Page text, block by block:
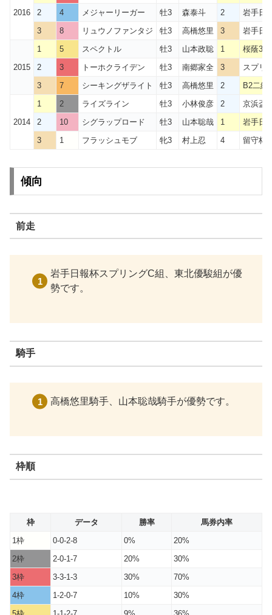
2016
2
4 メジャーリーガー 牡3 森泰斗 2
岩手日
3
8 リュウノファンタジ 牡3 高橋悠里 3 岩手日
2015
1 5 スペクトル 牡3 山本政聡 1
桜蔭3
2
3 トーホクライデン 牡3 南郷家全 3
スプリ
3
7 シーキングザライト 牡3 高橋悠里 2 B2二組
2014
1 2 ライズライン 牡3 小林俊彦 2
京浜盃
2
10 シグラップロード 牡3 山本聡哉 1
岩手日
3
1 フラッシュモブ 牝3 村上忍 4 留守杯
傾向
前走
岩手日報杯スプリングC組、東北優駿組が優
勢です。
騎手
高橋悠里騎手、山本聡哉騎手が優勢です。
枠順
枠 データ 勝率
馬券内率
1枠
0-0-2-8 0%
20%
2枠
2-0-1-7 20%
30%
3枠
3-3-1-3 30%
70%
4枠
1-2-0-7 10%
30%